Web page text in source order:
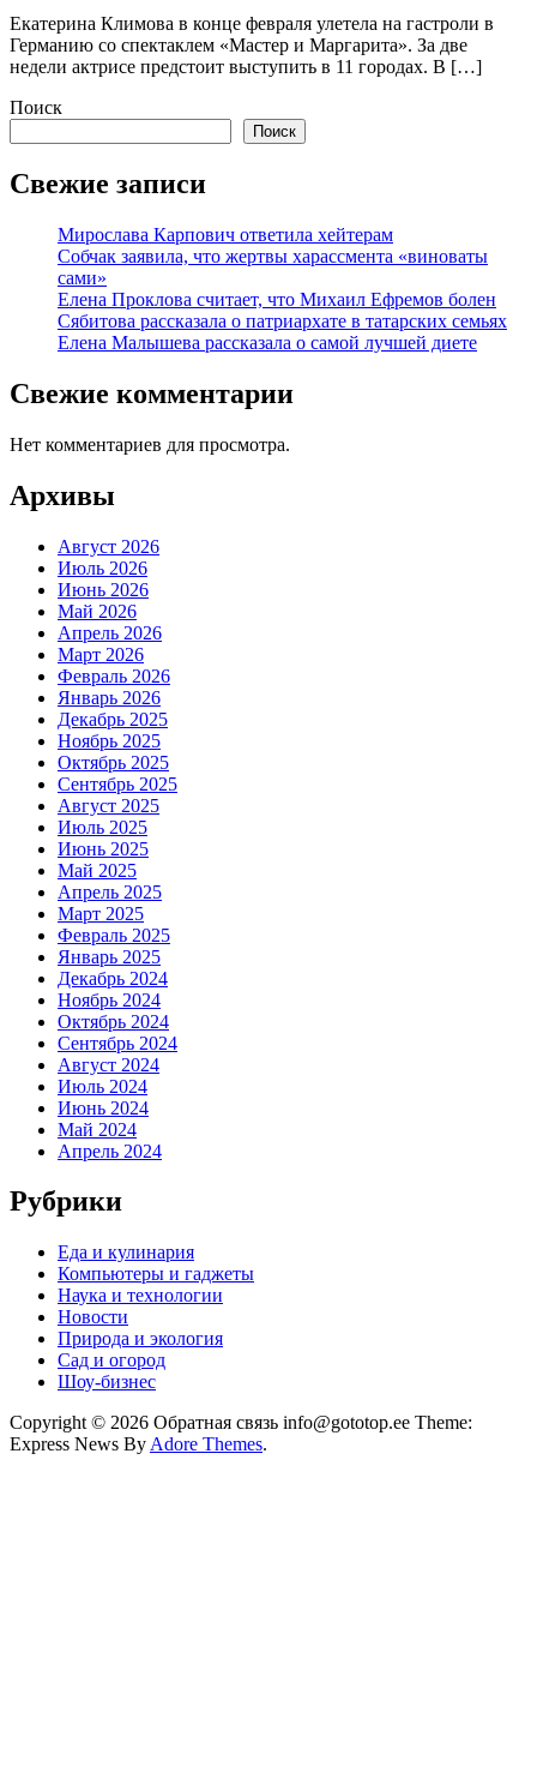
Екатерина Климова в конце февраля улетела на гастроли в
Германию со спектаклем «Мастер и Маргарита». За две
недели актрисе предстоит выступить в 11 городах. В […]
Поиск
Поиск
Свежие записи
Мирослава Карпович ответила хейтерам
Собчак заявила, что жертвы харассмента «виноваты
сами»
Елена Проклова считает, что Михаил Ефремов болен
Сябитова рассказала о патриархате в татарских семьях
Елена Малышева рассказала о самой лучшей диете
Свежие комментарии
Нет комментариев для просмотра.
Архивы
Август 2026
Июль 2026
Июнь 2026
Май 2026
Апрель 2026
Март 2026
Февраль 2026
Январь 2026
Декабрь 2025
Ноябрь 2025
Октябрь 2025
Сентябрь 2025
Август 2025
Июль 2025
Июнь 2025
Май 2025
Апрель 2025
Март 2025
Февраль 2025
Январь 2025
Декабрь 2024
Ноябрь 2024
Октябрь 2024
Сентябрь 2024
Август 2024
Июль 2024
Июнь 2024
Май 2024
Апрель 2024
Рубрики
Еда и кулинария
Компьютеры и гаджеты
Наука и технологии
Новости
Природа и экология
Сад и огород
Шоу-бизнес
Copyright © 2026 Обратная связь info@gototop.ee Theme:
Express News By Adore Themes.